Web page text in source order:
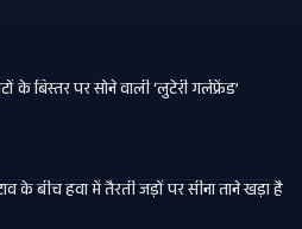
बिस्तर पर सोने वाली ‘लुटेरी गर्लफ्रेंड’
के बीच हवा में तैरती जड़ों पर सीना ताने खड़ा है